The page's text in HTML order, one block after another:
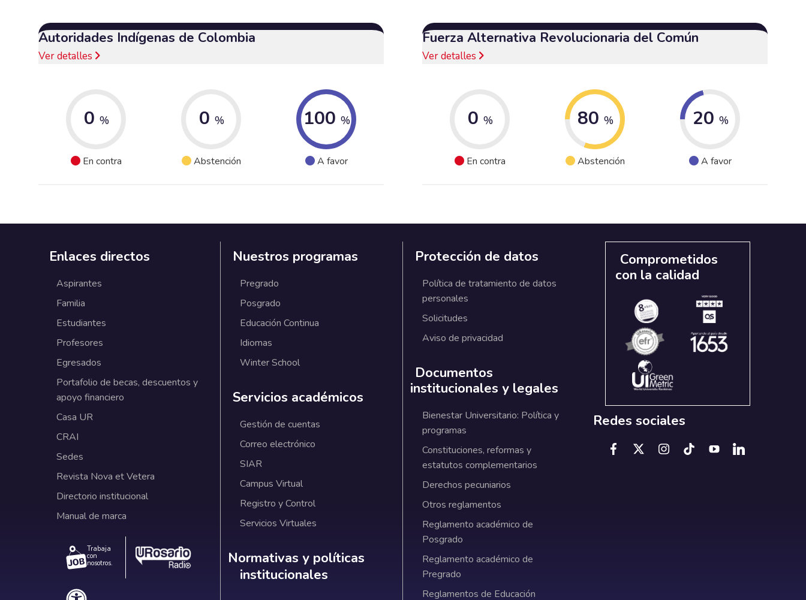
Autoridades Indígenas de Colombia
Ver detalles
0 %
En contra
0 %
Abstención
100 %
A favor
Fuerza Alternativa Revolucionaria del Común
Ver detalles
0 %
En contra
80 %
Abstención
20 %
A favor
Enlaces directos
Aspirantes
Familia
Estudiantes
Profesores
Egresados
Portafolio de becas, descuentos y
apoyo financiero
Casa UR
CRAI
Sedes
Revista Nova et Vetera
Directorio institucional
Manual de marca
Trabaja
con
nosotros.
Nuestros programas
Pregrado
Posgrado
Educación Continua
Idiomas
Winter School
Servicios académicos
Gestión de cuentas
Correo electrónico
SIAR
Campus Virtual
Registro y Control
Servicios Virtuales
Normativas y políticas institucionales
Normativas y políticas
institucionales
Protección de datos
Política de tratamiento de datos
personales
Solicitudes
Aviso de privacidad
Documentos
institucionales y legales
Bienestar Universitario: Política y
programas
Constituciones, reformas y
estatutos complementarios
Derechos pecuniarios
Otros reglamentos
Reglamento académico de
Posgrado
Reglamento académico de
Pregrado
Reglamentos de Educación
Comprometidos
con la calidad
Redes sociales